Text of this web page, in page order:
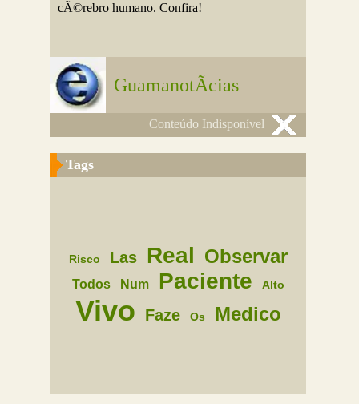
cÃ©rebro humano. Confira!
GuamanotÃ­cias
Conteúdo Indisponível
Tags
Risco Las Real Observar
Todos Num Paciente Alto
Vivo Faze Os Medico